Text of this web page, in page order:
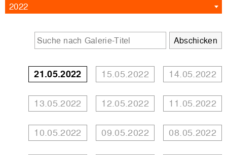
2022
21.05.2022 15.05.2022 14.05.2022
13.05.2022 12.05.2022 11.05.2022
10.05.2022 09.05.2022 08.05.2022